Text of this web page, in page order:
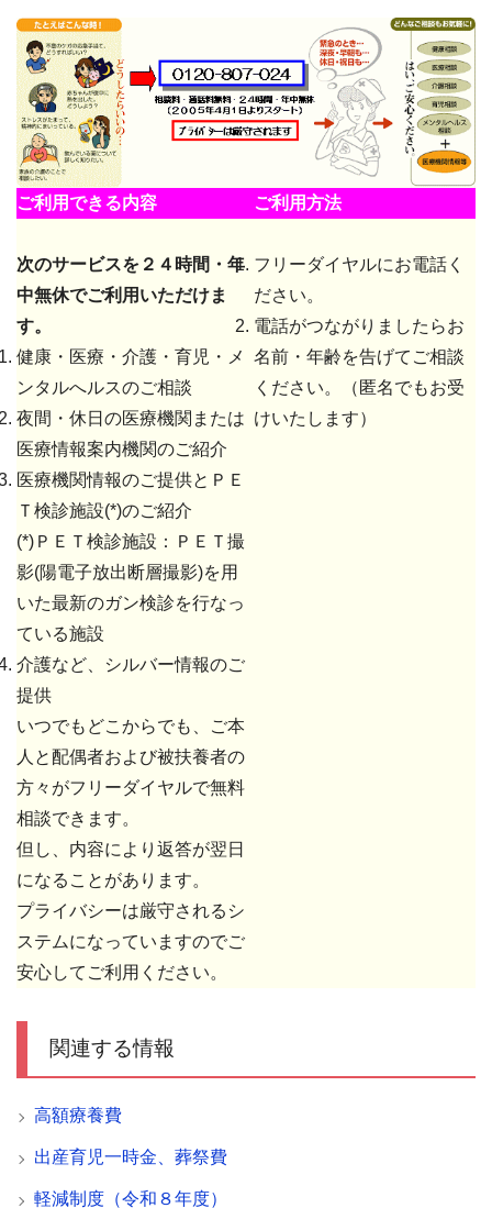
ご利用できる内容 ご利用方法
次のサービスを２４時間・年
中無休でご利用いただけま
す。
健康・医療・介護・育児・メ
ンタルへルスのご相談
夜間・休日の医療機関または
医療情報案内機関のご紹介
医療機関情報のご提供とＰＥ
Ｔ検診施設(*)のご紹介
(*)ＰＥＴ検診施設：ＰＥＴ撮
影(陽電子放出断層撮影)を用
いた最新のガン検診を行なっ
ている施設
介護など、シルバー情報のご
提供
いつでもどこからでも、ご本
人と配偶者および被扶養者の
方々がフリーダイヤルで無料
相談できます。
但し、内容により返答が翌日
になることがあります。
プライバシーは厳守されるシ
ステムになっていますのでご
安心してご利用ください。
フリーダイヤルにお電話く
ださい。
電話がつながりましたらお
名前・年齢を告げてご相談
ください。（匿名でもお受
けいたします）
関連する情報
高額療養費
出産育児一時金、葬祭費
軽減制度（令和８年度）